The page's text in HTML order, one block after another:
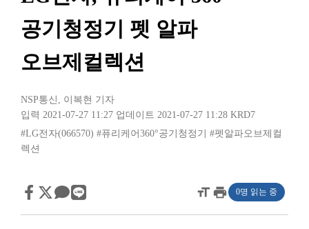
공기청정기 펫 알파
오브제컬렉션
NSP통신 , 이복현 기자
입력 2021-07-27 11:27 업데이트 2021-07-27 11:28 KRD7
#LG전자(066570) #퓨리케어360°공기청정기
#펫알파오브제컬
렉션
format_sizeprint 0명 읽는 중